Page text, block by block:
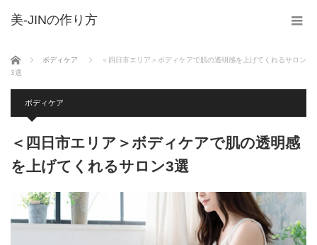
美-JINの作り方
ホーム ボディケア
＜四日市エリア＞ボディケアで肌の透明感を上げてくれるサロン
3選
ボディケア
＜四日市エリア＞ボディケアで肌の透明感
を上げてくれるサロン3選